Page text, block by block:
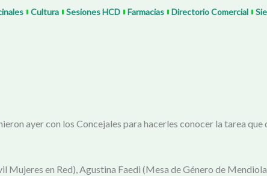
Cultura Sesiones HCD Farmacias Directorio Comercial
ayer con los Concejales para hacerles conocer la tarea
Mujeres en Red), Agustina Faedi (Mesa de Género de